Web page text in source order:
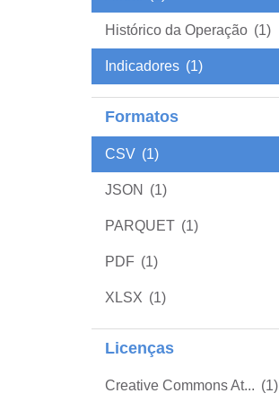
Histórico da Operação (1)
Indicadores (1)
Formatos
CSV (1)
JSON (1)
PARQUET (1)
PDF (1)
XLSX (1)
Licenças
Creative Commons At... (1)